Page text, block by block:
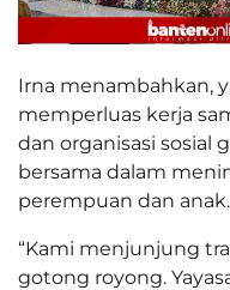
Irna menambahkan,
memperluas kerja
dan organisasi sosial
bersama dalam
perempuan dan anak.
“Kami menjunjung
gotong royong.